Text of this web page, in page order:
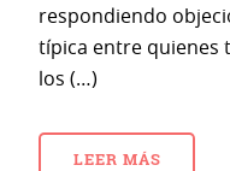
respondiendo
típica entre quienes
los (…)
LEER MÁS